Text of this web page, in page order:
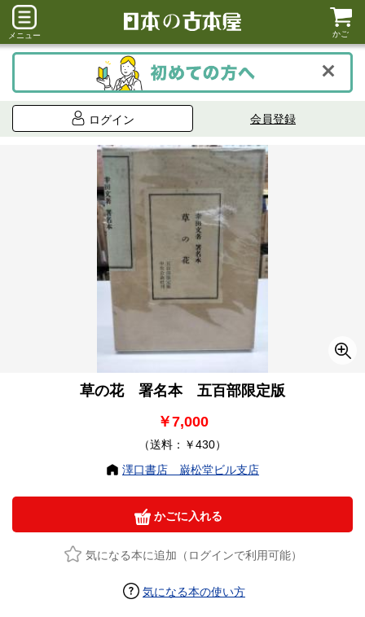
メニュー かご
ログイン 会員登録
草の花 署名本 五百部限定版
￥7,000
（送料：￥430）
澤口書店 巌松堂ビル支店
かごに入れる
気になる本に追加（ログインで利用可能）
気になる本の使い方